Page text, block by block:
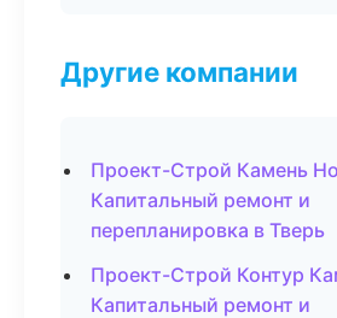
Другие компании
Проект-Строй Камень
Капитальный ремонт и
перепланировка в Тверь
Проект-Строй Контур
Капитальный ремонт и